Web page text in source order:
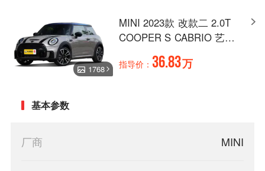
1768
MINI 2023款 改款二 2.0T
COOPER S CABRIO 艺术
指导价： 36.83万
基本参数
厂商 MINI